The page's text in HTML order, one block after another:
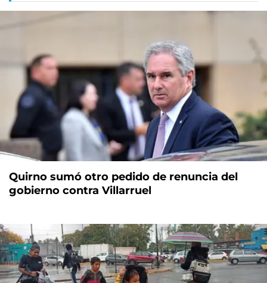
Quirno sumó otro pedido de renuncia del
gobierno contra Villarruel